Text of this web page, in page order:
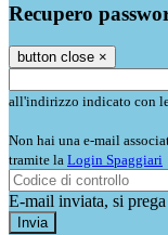
Recupero
button close ×
all'indirizzo indicato con
Non hai una e-mail
tramite la Login Spaggiari
E-mail inviata, si